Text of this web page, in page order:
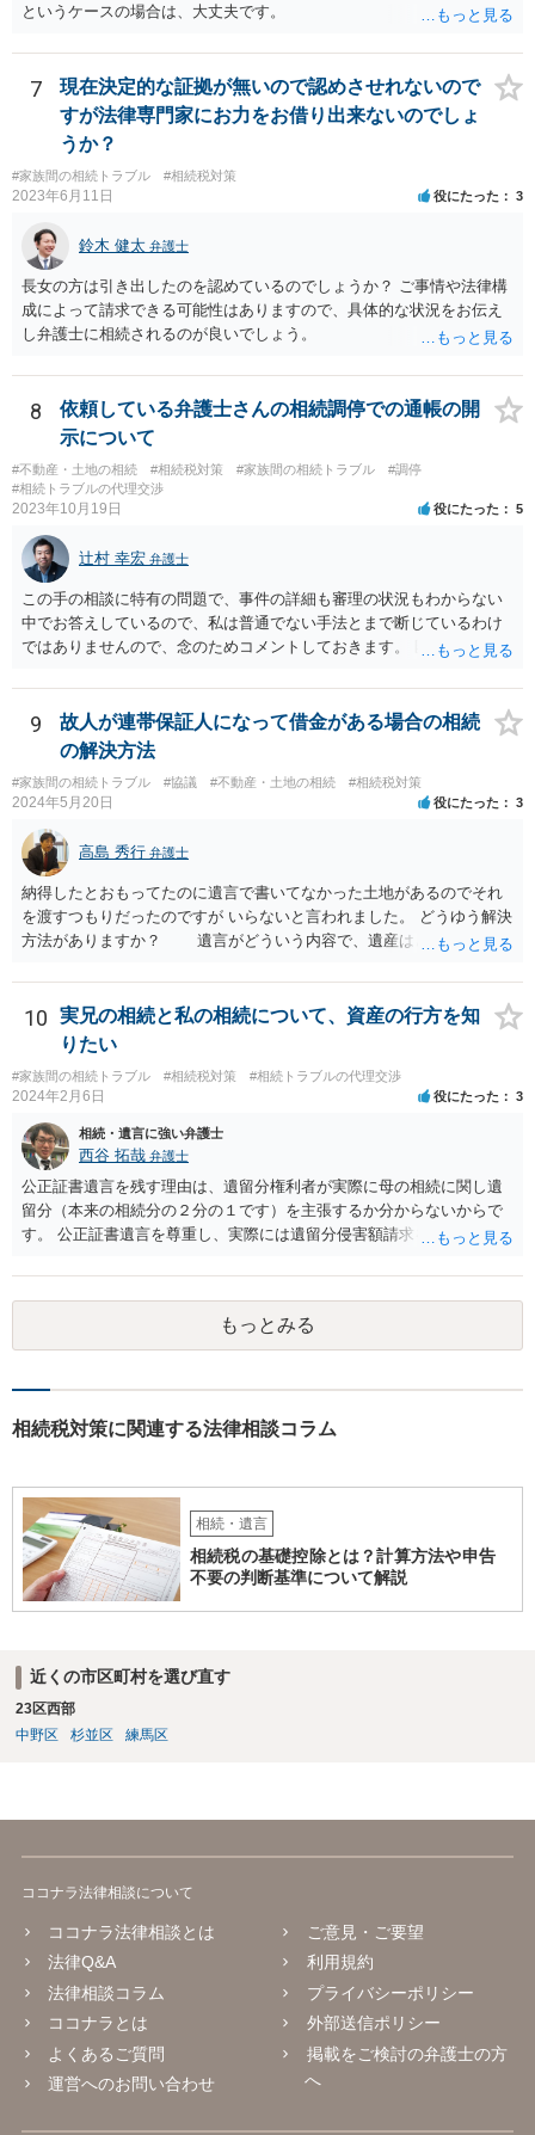
というケースの場合は、大丈夫です。
7
現在決定的な証拠が無いので認めさせれないので
すが法律専門家にお力をお借り出来ないのでしょ
うか？
#家族間の相続トラブル #相続税対策
2023年6月11日 役にたった 3
鈴木 健太 弁護士
長女の方は引き出したのを認めているのでしょうか？ ご事情や法律構
成によって請求できる可能性はありますので、具体的な状況をお伝え
し弁護士に相続されるのが良いでしょう。
8
依頼している弁護士さんの相続調停での通帳の開
示について
#不動産・土地の相続 #相続税対策 #家族間の相続トラブル
#調停
#相続トラブルの代理交渉
2023年10月19日 役にたった 5
辻村 幸宏 弁護士
この手の相談に特有の問題で、事件の詳細も審理の状況もわからない
中でお答えしているので、私は普通でない手法とまで断じているわけ
ではありませんので、念のためコメントしておきます。 匿名の弁護士
のではないかという視点もありますし、その場合には結局出さなけれ
ば不利益もあります。あるいは、後に虚偽主張をしたと指摘されるリ
スクもあります。 ですからそれを提出したことが事件処理として不適
切であるとか、結果においてマイナスを与えたということまではいえ
ないと思います。 依頼者とのコミュニケーション含む微妙な問題であ
り第三者にはあまりアドバイスしづらい問題であるということはご理
解いただければ幸いです。
9
故人が連帯保証人になって借金がある場合の相続
の解決方法
#家族間の相続トラブル #協議 #不動産・土地の相続 #相続税対策
2024年5月20日 役にたった 3
高島 秀行 弁護士
納得したとおもってたのに遺言で書いてなかった土地があるのでそれ
を渡すつもりだったのですが いらないと言われました。 どうゆう解決
方法がありますか？ 遺言がどういう内容で、遺産はどれくらいあ
分からないとあなたの質問に回答することは難しいです。 遺留分
が請求されるのであれば、遺留分は法改正により現金で支払うことに
なることから 土地を渡すということで解決しない可能性はありま
す。 ただ、遺言で書いていない土地は、遺産分割により、相手が
取得することとなる可能性はあります。 弁護士に面談で詳しい事
情を話して相談された方がよいと思います。
10
実兄の相続と私の相続について、資産の行方を知
りたい
#家族間の相続トラブル #相続税対策 #相続トラブルの代理交渉
2024年2月6日 役にたった 3
相続・遺言に強い弁護士
西谷 拓哉 弁護士
公正証書遺言を残す理由は、遺留分権利者が実際に母の相続に関し遺
留分（本来の相続分の２分の１です）を主張するか分からないからで
す。 公正証書遺言を尊重し、実際には遺留分侵害額請求を行使しない
留分相当額を分配する遺言を作ることも一つの方法です。
もっとみる
相続税対策に関連する法律相談コラム
相続・遺言
相続税の基礎控除とは？計算方法や申告
不要の判断基準について解説
近くの市区町村を選び直す
23区西部
中野区
杉並区 練馬区
ココナラ法律相談について
ココナラ法律相談とは
法律Q&A
法律相談コラム
ココナラとは
よくあるご質問
運営へのお問い合わせ
ご意見・ご要望
利用規約
プライバシーポリシー
外部送信ポリシー
掲載をご検討の弁護士の方
へ